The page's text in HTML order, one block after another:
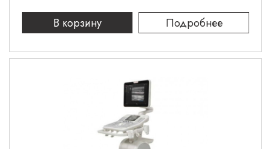
В корзину
Подробнее